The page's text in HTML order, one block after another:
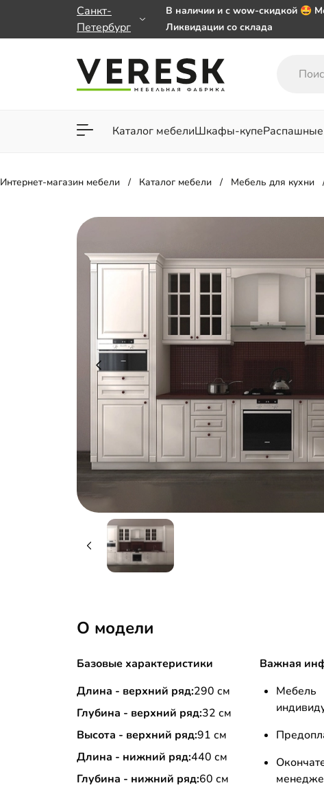
Санкт-
Петербург
В наличии и с wow-скидкой 🤩
Ликвидации со склада
заказе от 50 000 ₽
Важно! Наш Whatsapp переехал
Каталог мебелиШкафы-купе
Для гостиной Для
Интернет-магазин мебели Каталог мебели Мебель для кухни
О модели
Базовые характеристики
Длина - верхний ряд:290 см
Глубина - верхний ряд:32 см
Высота - верхний ряд:91 см
Длина - нижний ряд:440 см
Глубина - нижний ряд:60 см
Важная